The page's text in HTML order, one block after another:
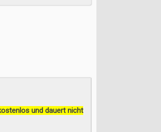
und dauert nicht